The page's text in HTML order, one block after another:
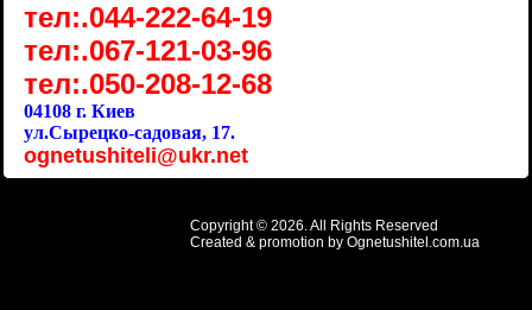
тел:.044-222-64-19
тел:.067-121-03-96
тел:.050-208-12-68
04108 г. Киев
ул.Сырецко-садовая, 17.
ognetushiteli@ukr.net
Copyright © 2026. All Rights Reserved
Created & promotion by Ognetushitel.com.ua